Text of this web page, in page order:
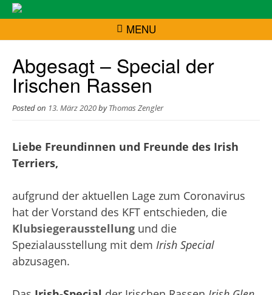
MENU
Abgesagt – Special der
Irischen Rassen
Posted on 13. März 2020byThomas Zengler
Liebe Freundinnen und Freunde des Irish
Terriers,
aufgrund der aktuellen Lage zum Coronavirus
hat der Vorstand des KFT entschieden, die
Klubsiegerausstellung und die
Spezialausstellung mit dem Irish Special
abzusagen.